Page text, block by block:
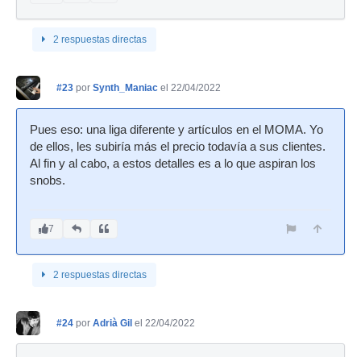
2 respuestas directas
#23 por Synth_Maniac el 22/04/2022
Pues eso: una liga diferente y artículos en el MOMA. Yo
de ellos, les subiría más el precio todavía a sus clientes.
Al fin y al cabo, a estos detalles es a lo que aspiran los
snobs.
7
2 respuestas directas
#24 por Adrià Gil el 22/04/2022